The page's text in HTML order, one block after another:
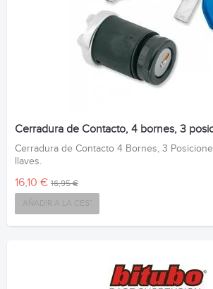
Cerradura de Contacto, 4 bornes, 3
Cerradura de Contacto 4 Bornes, 3
llaves.
16,10 € 16,95 €
AÑADIR A LA CESTA